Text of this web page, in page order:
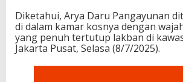
Diketahui, Arya Daru Pangayunan
di dalam kamar kosnya dengan
yang penuh tertutup lakban di
Jakarta Pusat, Selasa (8/7/2025).